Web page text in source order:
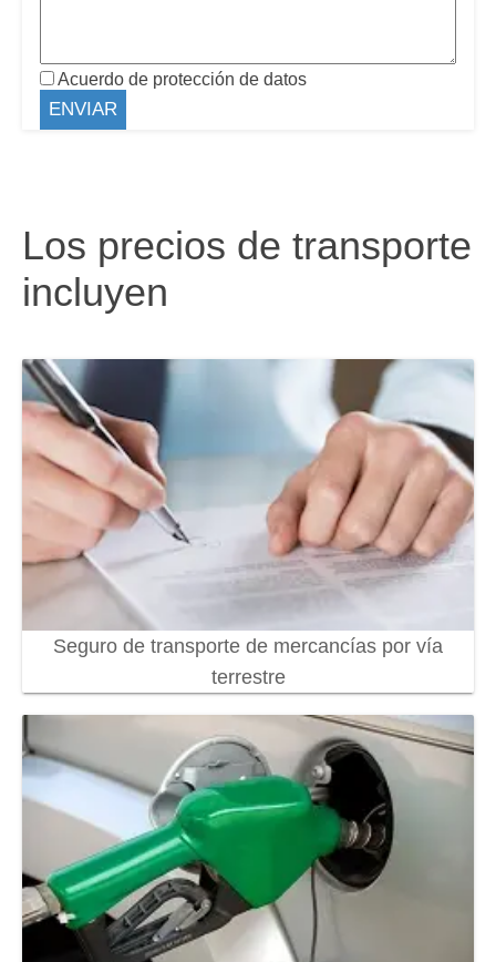
Acuerdo de protección de datos
Los precios de transporte
incluyen
Seguro de transporte de mercancías por vía
terrestre